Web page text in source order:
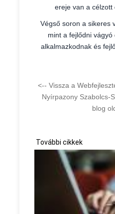
ereje van a célzott
Végső soron a sikeres
mint a fejlődni vágyó
alkalmazkodnak és
<-- Vissza a
Nyírpazony Szabolcs-
blog
További cikkek